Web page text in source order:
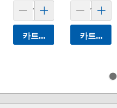
카트에 담기 카트에 담기